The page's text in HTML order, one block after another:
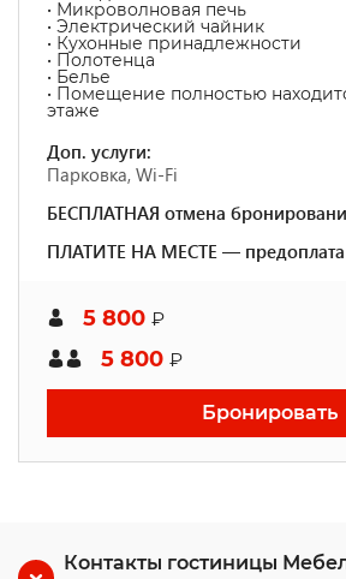
• Микроволновая печь
• Электрический чайник
• Кухонные принадлежности
• Полотенца
• Белье
• Помещение полностью
этаже
Доп. услуги:
Парковка, Wi-Fi
БЕСПЛАТНАЯ отмена
ПЛАТИТЕ НА МЕСТЕ — предоплата
5 800 ₽
5 800 ₽
Бронировать
Контакты гостиницы